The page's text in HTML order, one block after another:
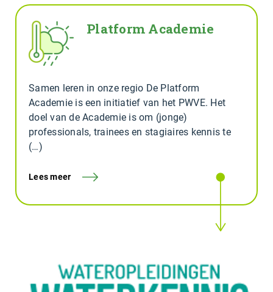
Platform Academie
Samen leren in onze regio De Platform
Academie is een initiatief van het PWVE. Het
doel van de Academie is om (jonge)
professionals, trainees en stagiaires kennis te
(…)
Lees meer